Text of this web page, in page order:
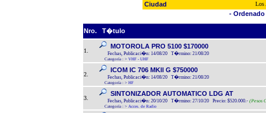
Ciudad Los
-
Nro. T�tulo
1.
MOTOROLA PRO 5100 $170000
Fechas, Publicaci�n: 14/08/20 T�rmino: 21/08/20
Categoría : > VHF - UHF
2.
ICOM IC 706 MKll G $750000
Fechas, Publicaci�n: 14/08/20 T�rmino: 21/08/20
Categoría : > HF
3.
SINTONIZADOR AUTOMATICO LDG AT
Fechas, Publicaci�n: 20/10/20 T�rmino: 27/10/20 Precio: $520.000.- (Pesos
Categoría : > Acces. de Radio